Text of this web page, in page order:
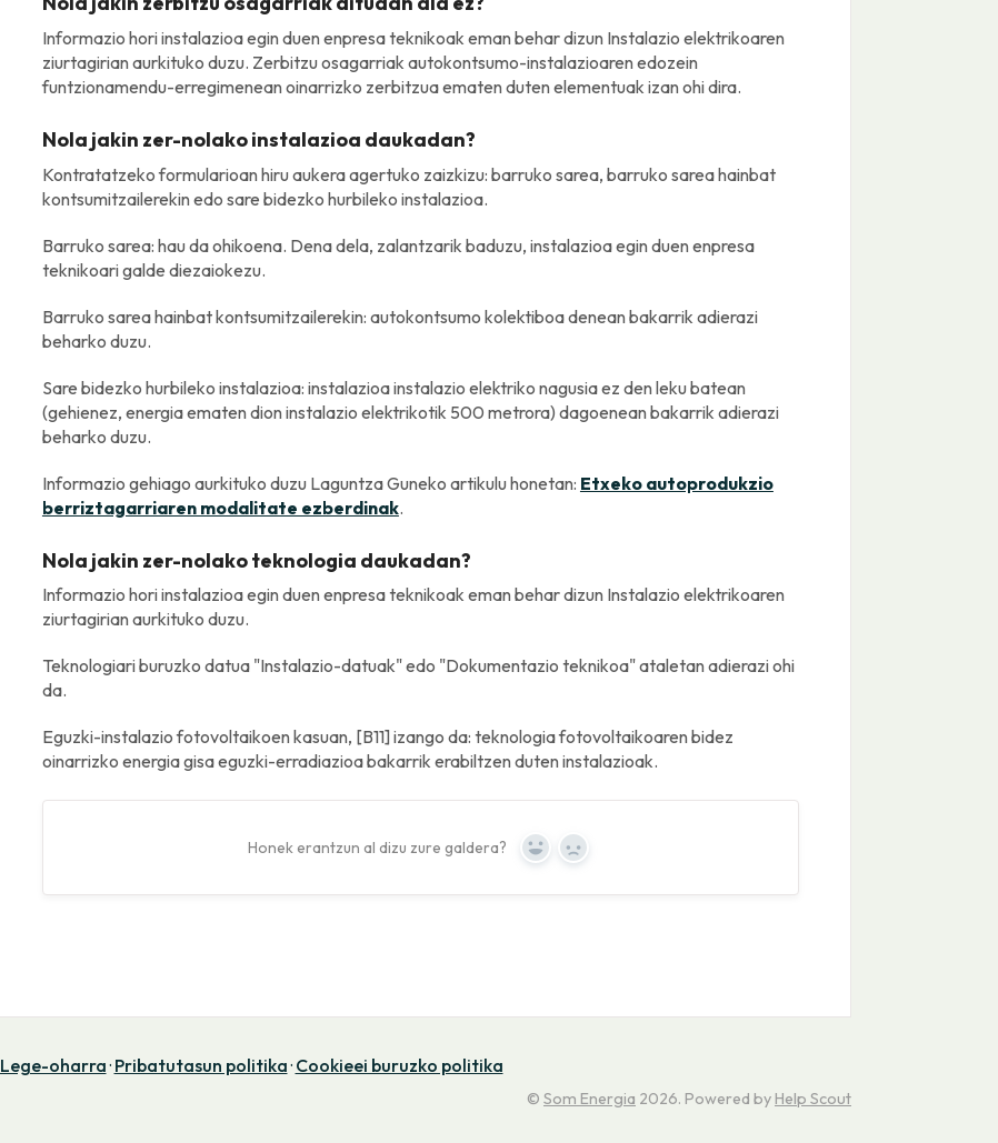
Informazio hori instalazioa egin duen enpresa teknikoak eman behar dizun Instalazio elektrikoaren
ziurtagirian aurkituko duzu. Zerbitzu osagarriak autokontsumo-instalazioaren edozein
funtzionamendu-erregimenean oinarrizko zerbitzua ematen duten elementuak izan ohi dira.
Nola jakin zer-nolako instalazioa daukadan?
Kontratatzeko formularioan hiru aukera agertuko zaizkizu: barruko sarea, barruko sarea hainbat
kontsumitzailerekin edo sare bidezko hurbileko instalazioa.
Barruko sarea: hau da ohikoena. Dena dela, zalantzarik baduzu, instalazioa egin duen enpresa
teknikoari galde diezaiokezu.
Barruko sarea hainbat kontsumitzailerekin: autokontsumo kolektiboa denean bakarrik adierazi
beharko duzu.
Sare bidezko hurbileko instalazioa: instalazioa instalazio elektriko nagusia ez den leku batean
(gehienez, energia ematen dion instalazio elektrikotik 500 metrora) dagoenean bakarrik adierazi
beharko duzu.
Informazio gehiago aurkituko duzu Laguntza Guneko artikulu honetan: Etxeko autoprodukzio
berriztagarriaren modalitate ezberdinak.
Nola jakin zer-nolako teknologia daukadan?
Informazio hori instalazioa egin duen enpresa teknikoak eman behar dizun Instalazio elektrikoaren
ziurtagirian aurkituko duzu.
Teknologiari buruzko datua "Instalazio-datuak" edo "Dokumentazio teknikoa" ataletan adierazi ohi
da.
Eguzki-instalazio fotovoltaikoen kasuan, [B11] izango da: teknologia fotovoltaikoaren bidez
oinarrizko energia gisa eguzki-erradiazioa bakarrik erabiltzen duten instalazioak.
Honek erantzun al dizu zure galdera? Yes No
Lege-oharra· Pribatutasun politika· Cookieei buruzko politika
© Som Energia 2026. Powered byHelp Scout